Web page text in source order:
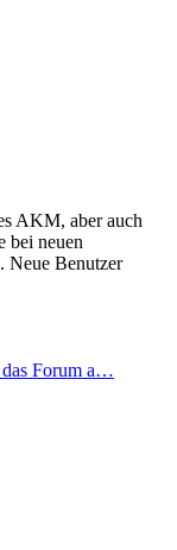
AKM, aber auch
bei neuen
Neue Benutzer
Forum a…